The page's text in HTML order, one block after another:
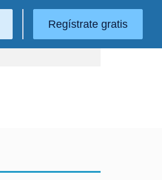
Regístrate gratis